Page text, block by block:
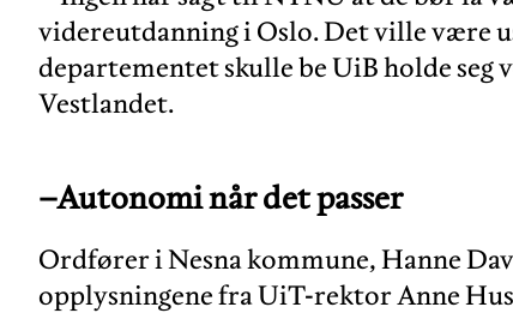
videreutdanning i Oslo. Det ville være
departementet skulle be UiB holde seg
Vestlandet.
–Autonomi når det passer
Ordfører i Nesna kommune, Hanne
opplysningene fra UiT-rektor Anne